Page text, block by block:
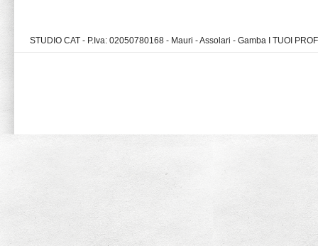
STUDIO CAT - P.Iva: 02050780168 - Mauri - Assolari - Gamba I TUOI